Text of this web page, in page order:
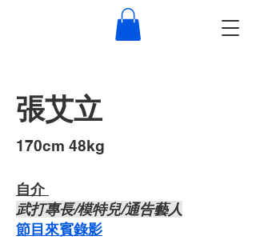
張艾立
​170cm 48kg
自介 ​
武打專長/模特兒/通告藝人
節目來賓錄影